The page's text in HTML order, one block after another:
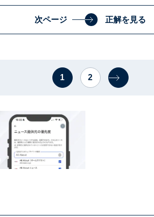
次ページ 正解を見る
1 2